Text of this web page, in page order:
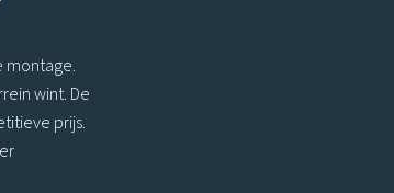
montage.
wint. De
prijs.